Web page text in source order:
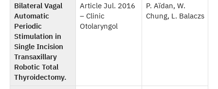
Bilateral Vagal
Automatic
Periodic
Stimulation in
Single Incision
Transaxillary
Robotic Total
Thyroidectomy.
Article Jul. 2016
– Clinic
Otolaryngol
P. Aïdan, W.
Chung, L. Balaczs